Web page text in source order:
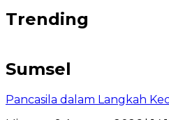
Trending
Sumsel
Pancasila dalam Langkah